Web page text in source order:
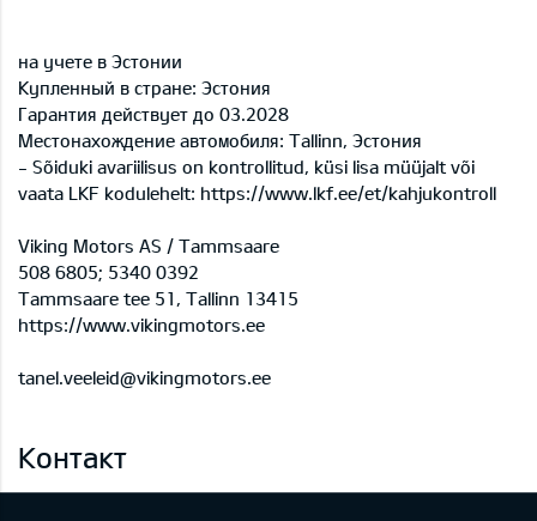
на учете в Эстонии
Купленный в стране: Эстония
Гарантия действует до 03.2028
Местонахождение автомобиля: Tallinn, Эстония
- Sõiduki avariilisus on kontrollitud, küsi lisa müüjalt või
vaata LKF kodulehelt: https://www.lkf.ee/et/kahjukontroll
Viking Motors AS / Tammsaare
508 6805; 5340 0392
Tammsaare tee 51, Tallinn 13415
https://www.vikingmotors.ee
tanel.veeleid@vikingmotors.ee
Контакт